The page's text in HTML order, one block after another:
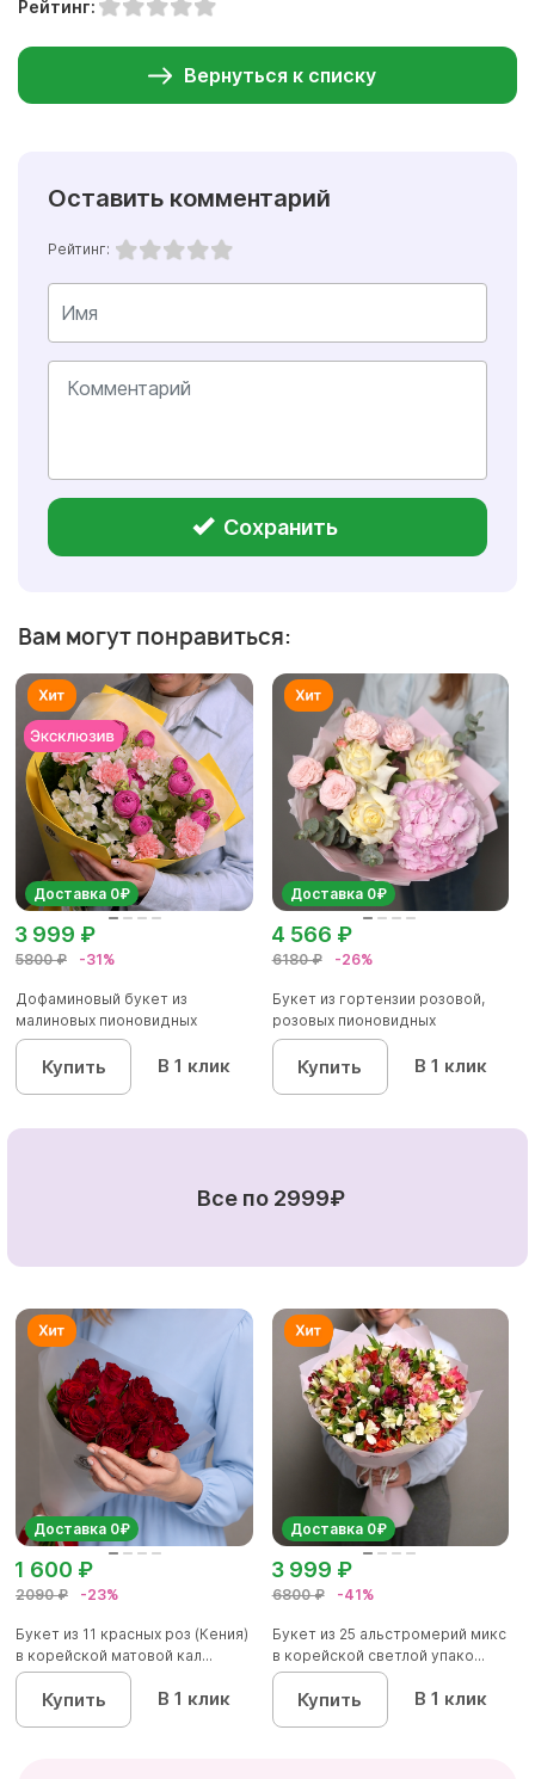
Рейтинг:
Вернуться к списку
Оставить комментарий
Рейтинг:
Сохранить
Вам могут понравиться:
Доставка 0₽
5800 ₽ -31%
3 999 ₽
Дофаминовый букет из
малиновых пионовидных
кустовых роз...
Купить В 1 клик
Доставка 0₽
6180 ₽ -26%
4 566 ₽
Букет из гортензии розовой,
розовых пионовидных
кустовы...
Купить В 1 клик
Все по 2999₽
Доставка 0₽
2090 ₽ -23%
1 600 ₽
Букет из 11 красных роз (Кения)
в корейской матовой кал...
Купить В 1 клик
Доставка 0₽
6800 ₽ -41%
3 999 ₽
Букет из 25 альстромерий микс
в корейской светлой упако...
Купить В 1 клик